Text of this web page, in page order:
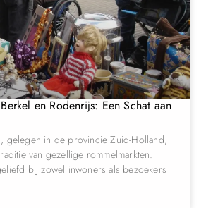
en Rodenrijs: Een Schat aan
gelegen in de provincie Zuid-Holland,
van gezellige rommelmarkten.
bij zowel inwoners als bezoekers